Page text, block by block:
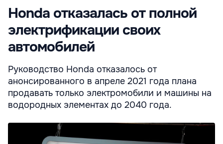
Honda отказалась от полной
электрификации своих
автомобилей
Руководство Honda отказалось от
анонсированного в апреле 2021 года плана
продавать только электромобили и машины на
водородных элементах до 2040 года.